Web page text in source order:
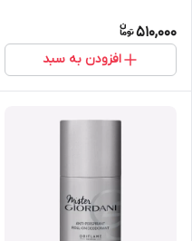
510,000
افزودن به سبد